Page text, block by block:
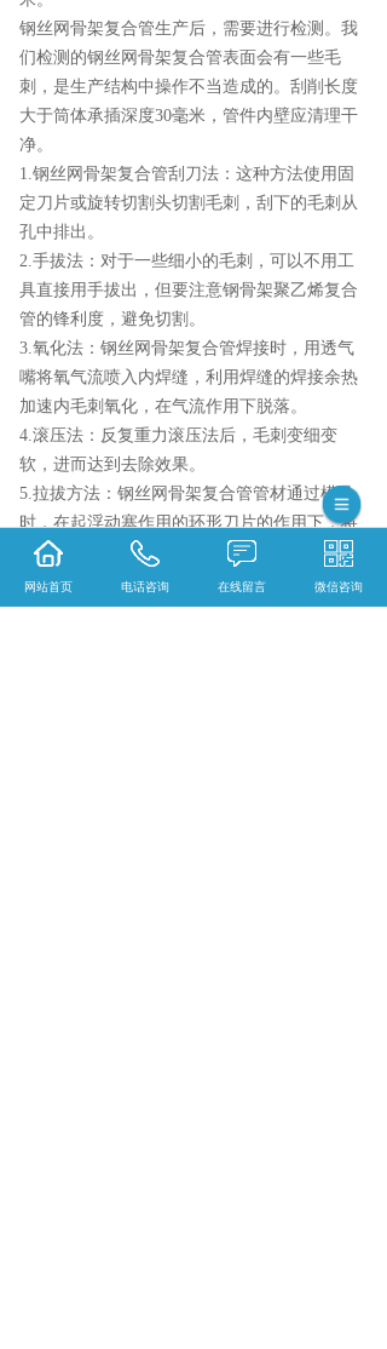
钢丝网骨架复合管生产后，需要进行检测。我
们检测的钢丝网骨架复合管表面会有一些毛
刺，是生产结构中操作不当造成的。刮削长度
大于筒体承插深度30毫米，管件内壁应清理干
净。
1.钢丝网骨架复合管刮刀法：这种方法使用固
定刀片或旋转切割头切割毛刺，刮下的毛刺从
孔中排出。
2.手拔法：对于一些细小的毛刺，可以不用工
具直接用手拔出，但要注意钢骨架聚乙烯复合
管的锋利度，避免切割。
3.氧化法：钢丝网骨架复合管焊接时，用透气
嘴将氧气流喷入内焊缝，利用焊缝的焊接余热
加速内毛刺氧化，在气流作用下脱落。
4.滚压法：反复重力滚压法后，毛刺变细变
软，进而达到去除效果。
5.拉拔方法：钢丝网骨架复合管管材通过模具
时，在起浮动塞作用的环形刀片的作用下，将
管材内的毛刺清理干净。
网站首页 电话咨询 在线留言 微信咨询